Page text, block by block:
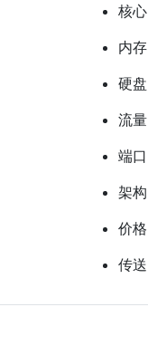
核
内
硬
流
端
架
价
传